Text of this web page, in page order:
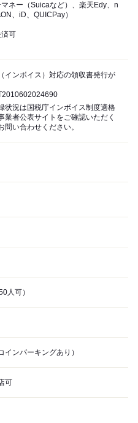
マネー（Suicaなど）、楽天Edy、n
、iD、QUICPay）
可
インボイス）対応の領収書発行が
状況は国税庁インボイス制度適格
業者公表サイトをご確認いただく
問い合わせください。
人可）
インパーキングあり）
可